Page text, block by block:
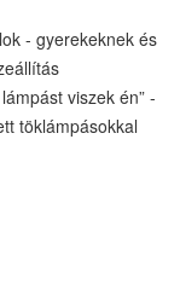
- gyerekeknek és
viszek én” -
töklámpásokkal